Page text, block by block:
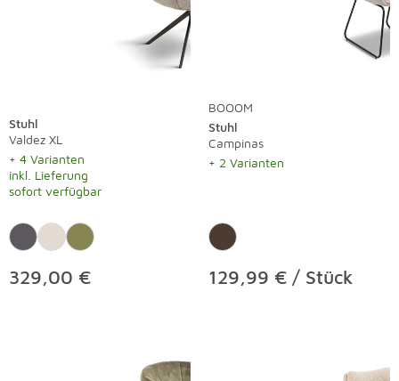
Stuhl
Valdez XL
+ 4 Varianten
inkl. Lieferung
sofort verfügbar
329,00 €
BOOOM
Stuhl
Campinas
+ 2 Varianten
129,99 € / Stück